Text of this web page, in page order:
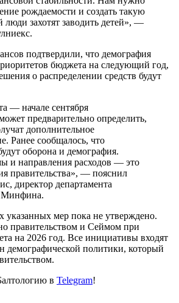
рождаемости и создать такую
люди захотят заводить детей», —
подтвердили, что демография
бюджета на следующий год,
о распределении средств будут
— начале сентября
предварительно определить,
дополнительное
Ранее сообщалось, что
оборона и демография.
и направления расходов — это
правительства», — пояснил
директор департамента
Минфина.
указанных мер пока не утверждено.
правительством и Сеймом при
на 2026 год. Все инициативы входят
демографической политики, который
в Telegram!